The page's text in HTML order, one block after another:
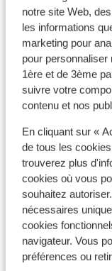
notre site Web,
les informations
marketing pour
pour
1ère et de 3ème
suivre votre
contenu et nos
En cliquant sur «
de tous les
trouverez plus
cookies où vous
souhaitez
nécessaires
cookies
navigateur. Vous
préférences ou
minuten rijden
zeker niet de
inclusive
verwacht.
Wij zijn 2
Distance de la
de sable)
Distance du
Distance
kilomètres
Distance aux
kilomètres
Distance à la